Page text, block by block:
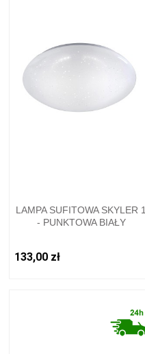
LAMPA SUFITOWA SKYLER 1
- PUNKTOWA BIAŁY
133,00 zł